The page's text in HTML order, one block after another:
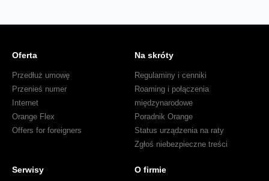
Oferta
Przedłuż umowę
Przenieś numer
Internet
Orange Flex
Offers for foreigners
Na skróty
Regulaminy i cenniki
Roaming i połączenia
międzynarodowe
Poradnik Orange
Status urządzenia na raty
Zgłoś niebezpieczne treści
Serwisy O firmie